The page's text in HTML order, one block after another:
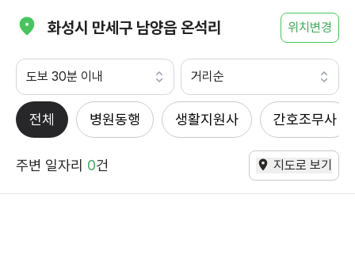
화성시 만세구 남양읍 온석리 위치변경
도보 30분 이내 거리순
전체 병원동행 생활지원사 간호조무사
주변 일자리 0건 지도로 보기